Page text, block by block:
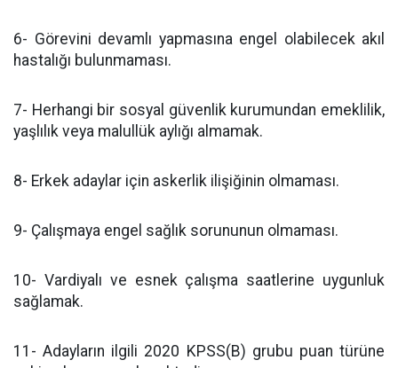
6- Görevini devamlı yapmasına engel olabilecek akıl
hastalığı bulunmaması.
7- Herhangi bir sosyal güvenlik kurumundan emeklilik,
yaşlılık veya malullük aylığı almamak.
8- Erkek adaylar için askerlik ilişiğinin olmaması.
9- Çalışmaya engel sağlık sorununun olmaması.
10- Vardiyalı ve esnek çalışma saatlerine uygunluk
sağlamak.
11- Adayların ilgili 2020 KPSS(B) grubu puan türüne